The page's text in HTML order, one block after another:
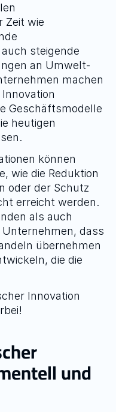
Zeit wie
steigende
an Umwelt-
machen
Geschäftsmodelle
heutigen
können
wie die Reduktion
oder der Schutz
erreicht werden.
als auch
dass
übernehmen
die die
Innovation
und